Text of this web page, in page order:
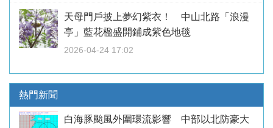
天母門戶披上夢幻紫衣！ 中山北路「浪漫
亭」藍花楹盛開鋪成紫色地毯
2026-04-24 17:02
熱門新聞
白海豚颱風外圍環流影響 中部以北防豪大